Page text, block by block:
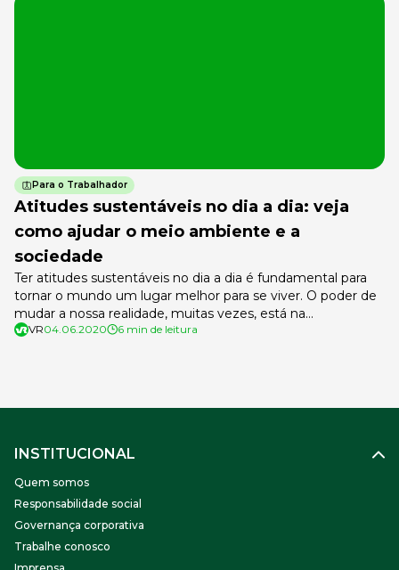
de estresse, tensão emocional e […]
Para o Trabalhador
Atitudes sustentáveis no dia a dia: veja
como ajudar o meio ambiente e a
sociedade
Ter atitudes sustentáveis no dia a dia é fundamental para
tornar o mundo um lugar melhor para se viver. O poder de
mudar a nossa realidade, muitas vezes, está na
transformação de alguns pequenos hábitos, e para garantir
VR04.06.2020 6 min de leitura
INSTITUCIONAL
Quem somos
Responsabilidade social
Governança corporativa
Trabalhe conosco